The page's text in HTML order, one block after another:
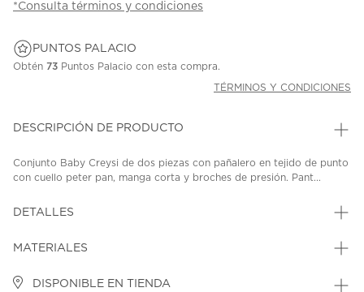
*Consulta términos y condiciones
PUNTOS PALACIO
Obtén 73 Puntos Palacio con esta compra.
TÉRMINOS Y CONDICIONES
DESCRIPCIÓN DE PRODUCTO
Conjunto Baby Creysi de dos piezas con pañalero en tejido de punto
con cuello peter pan, manga corta y broches de presión. Pant...
DETALLES
MATERIALES
DISPONIBLE EN TIENDA